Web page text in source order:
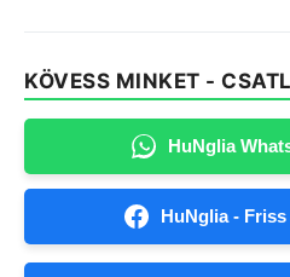
KÖVESS MINKET -
HuNglia
HuNglia -